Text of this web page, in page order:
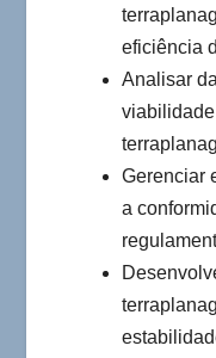
eficiência
Analisar
Gerenciar
a